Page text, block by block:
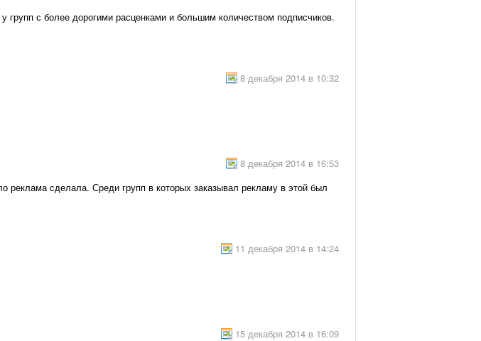
с более дорогими расценками и большим количеством подписчиков.
8 декабря 2014 в 10:32
8 декабря 2014 в 16:53
реклама сделала. Среди групп в которых заказывал рекламу в этой был
11 декабря 2014 в 14:24
15 декабря 2014 в 16:09